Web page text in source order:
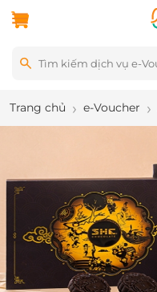
Trang chủ e-Voucher